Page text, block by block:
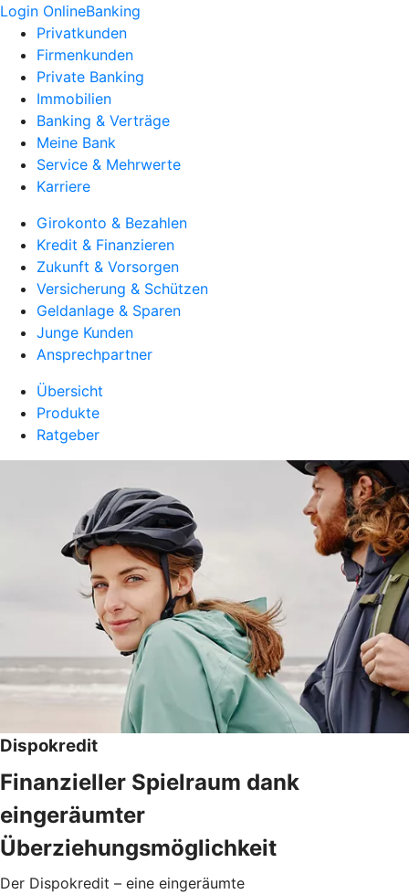
Login OnlineBanking
Privatkunden
Firmenkunden
Private Banking
Immobilien
Banking & Verträge
Meine Bank
Service & Mehrwerte
Karriere
Girokonto & Bezahlen
Kredit & Finanzieren
Zukunft & Vorsorgen
Versicherung & Schützen
Geldanlage & Sparen
Junge Kunden
Ansprechpartner
Übersicht
Produkte
Ratgeber
Dispokredit
Finanzieller Spielraum dank
eingeräumter
Überziehungsmöglichkeit
Der Dispokredit – eine eingeräumte